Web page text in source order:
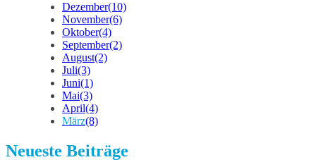
Dezember(10)
November(6)
Oktober(4)
September(2)
August(2)
Juli(3)
Juni(1)
Mai(3)
April(4)
März(8)
Neueste Beiträge